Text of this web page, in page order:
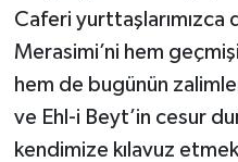
Caferi yurttaşlarımızca
Merasimi’ni hem
hem de bugünün
ve Ehl-i Beyt’in cesur
kendimize kılavuz